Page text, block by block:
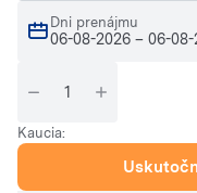
Dni prenájmu
06-08-2026 – 06-08-
Kaucia: